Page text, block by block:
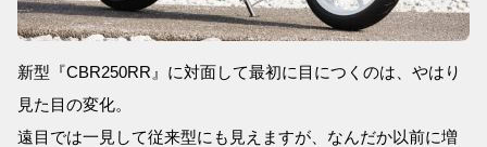
新型『CBR250RR』に対面して最初に目につくのは、やはり
見た目の変化。
遠目では一見して従来型にも見えますが、なんだか以前に増